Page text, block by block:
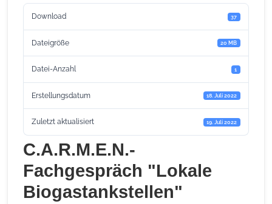
Download 37
Dateigröße 20 MB
Datei-Anzahl 1
Erstellungsdatum 18. Juli 2022
Zuletzt aktualisiert 19. Juli 2022
C.A.R.M.E.N.-
Fachgespräch "Lokale
Biogastankstellen"